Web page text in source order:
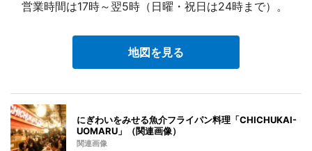
営業時間は17時～翌5時（日曜・祝日は24時まで）。
地図を見る
にぎわいをみせる魚介フライパン料理「CHICHUKAI-
UOMARU」（関連画像）
関連画像